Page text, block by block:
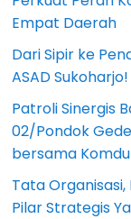
Empat Daerah
Dari Sipir ke
ASAD Sukoharjo!
Patroli Sinergis
02/Pondok
bersama
Tata Organisasi,
Pilar Strategis